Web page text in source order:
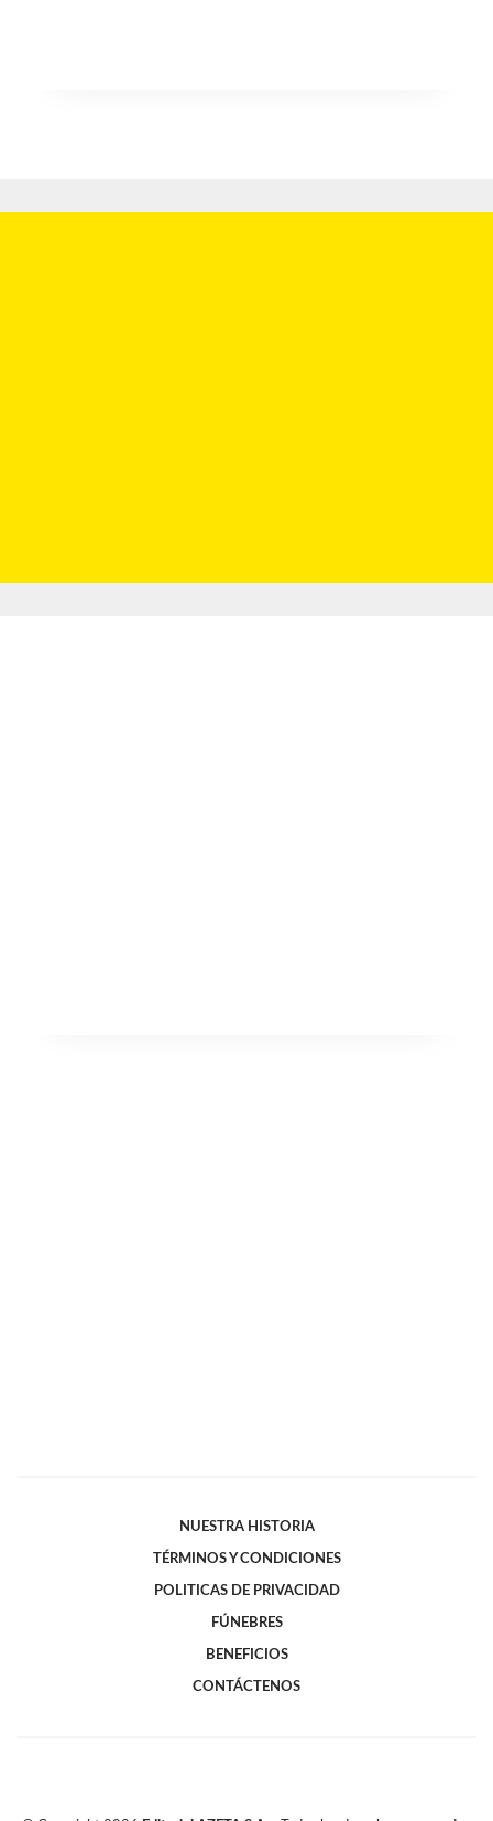
NUESTRA HISTORIA
TÉRMINOS Y CONDICIONES
POLITICAS DE PRIVACIDAD
FÚNEBRES
BENEFICIOS
CONTÁCTENOS